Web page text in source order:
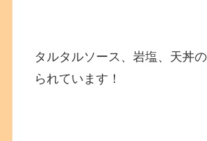
タルタルソース、岩塩、天丼
られています！